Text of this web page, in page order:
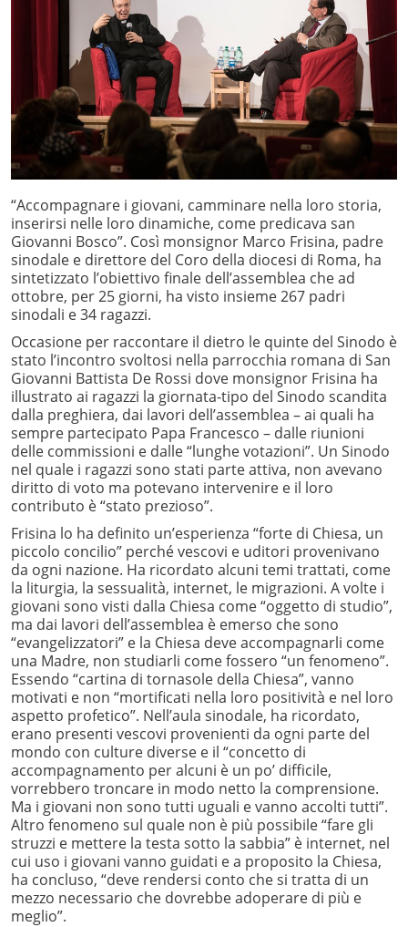
“Accompagnare i giovani, camminare nella loro storia,
inserirsi nelle loro dinamiche, come predicava san
Giovanni Bosco”. Così monsignor Marco Frisina, padre
sinodale e direttore del Coro della diocesi di Roma, ha
sintetizzato l’obiettivo finale dell’assemblea che ad
ottobre, per 25 giorni, ha visto insieme 267 padri
sinodali e 34 ragazzi.
Occasione per raccontare il dietro le quinte del Sinodo è
stato l’incontro svoltosi nella parrocchia romana di San
Giovanni Battista De Rossi dove monsignor Frisina ha
illustrato ai ragazzi la giornata-tipo del Sinodo scandita
dalla preghiera, dai lavori dell’assemblea – ai quali ha
sempre partecipato Papa Francesco – dalle riunioni
delle commissioni e dalle “lunghe votazioni”. Un Sinodo
nel quale i ragazzi sono stati parte attiva, non avevano
diritto di voto ma potevano intervenire e il loro
contributo è “stato prezioso”.
Frisina lo ha definito un’esperienza “forte di Chiesa, un
piccolo concilio” perché vescovi e uditori provenivano
da ogni nazione. Ha ricordato alcuni temi trattati, come
la liturgia, la sessualità, internet, le migrazioni. A volte i
giovani sono visti dalla Chiesa come “oggetto di studio”,
ma dai lavori dell’assemblea è emerso che sono
“evangelizzatori” e la Chiesa deve accompagnarli come
una Madre, non studiarli come fossero “un fenomeno”.
Essendo “cartina di tornasole della Chiesa”, vanno
motivati e non “mortificati nella loro positività e nel loro
aspetto profetico”. Nell’aula sinodale, ha ricordato,
erano presenti vescovi provenienti da ogni parte del
mondo con culture diverse e il “concetto di
accompagnamento per alcuni è un po’ difficile,
vorrebbero troncare in modo netto la comprensione.
Ma i giovani non sono tutti uguali e vanno accolti tutti”.
Altro fenomeno sul quale non è più possibile “fare gli
struzzi e mettere la testa sotto la sabbia” è internet, nel
cui uso i giovani vanno guidati e a proposito la Chiesa,
ha concluso, “deve rendersi conto che si tratta di un
mezzo necessario che dovrebbe adoperare di più e
meglio”.